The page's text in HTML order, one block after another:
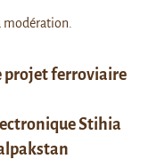
projet ferroviaire
Stihia